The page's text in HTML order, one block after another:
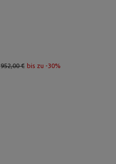
952,00 € bis zu -30%